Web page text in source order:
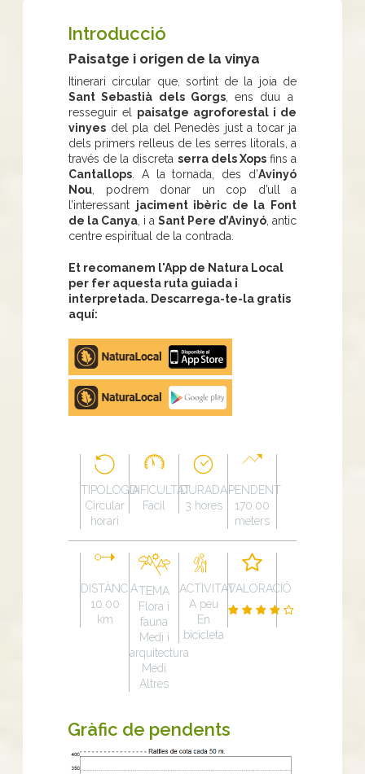
Introducció
Paisatge i origen de la vinya
Itinerari circular que, sortint de la joia de
Sant Sebastià dels Gorgs, ens duu a
resseguir el paisatge agroforestal i de
vinyes del pla del Penedès just a tocar ja
dels primers relleus de les serres litorals, a
través de la discreta serra dels Xopsfins a
Cantallops. A la tornada, des d’Avinyó
Nou, podrem donar un cop d’ull a
l’interessant jaciment ibèric de la Font
de la Canya, i a Sant Pere d’Avinyó, antic
centre espiritual de la contrada.
Et recomanem l'App de Natura Local
per fer aquesta ruta guiada i
interpretada. Descarrega-te-la gratis
aquí:
Apple
store
Google
Play
TIPOLOGÍA
Circular
horari
DIFICULTAT
Fàcil
DURADA
3 hores
PENDENT
170.00
meters
DISTÀNCIA
10.00
km
TEMA
Flora i
fauna
Medi i
arquitectura
Medi
Altres
ACTIVITAT
A peu
En
bicicleta
VALORACIÓ
Gràfic de pendents